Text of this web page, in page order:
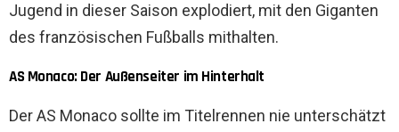
Jugend in dieser Saison explodiert, mit den Giganten
des französischen Fußballs mithalten.
AS Monaco: Der Außenseiter im Hinterhalt
Der AS Monaco sollte im Titelrennen nie unterschätzt